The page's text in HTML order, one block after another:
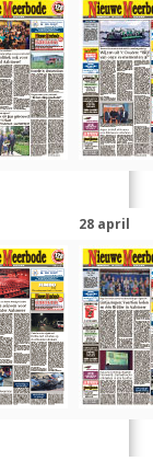
28 april